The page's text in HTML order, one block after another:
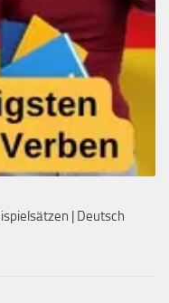
| Deutsch